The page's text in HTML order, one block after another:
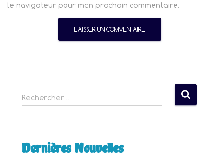
le navigateur pour mon prochain commentaire.
R
e
r
Rechercher…
Dernières Nouvelles